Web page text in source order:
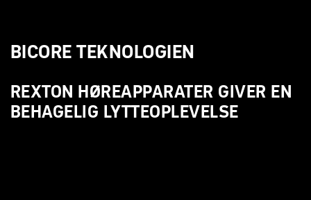
BICORE TEKNOLOGIEN
REXTON HØREAPPARATER GIVER EN
BEHAGELIG LYTTEOPLEVELSE